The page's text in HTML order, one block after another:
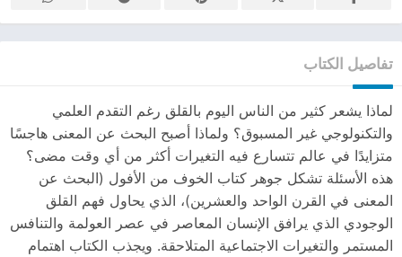
تفاصيل الكتاب
لماذا يشعر كثير من الناس اليوم بالقلق رغم التقدم العلمي
والتكنولوجي غير المسبوق؟ ولماذا أصبح البحث عن المعنى هاجسًا
متزايدًا في عالم تتسارع فيه التغيرات أكثر من أي وقت مضى؟
هذه الأسئلة تشكل جوهر كتاب الخوف من الأفول (البحث عن
المعنى في القرن الواحد والعشرين)، الذي يحاول فهم القلق
الوجودي الذي يرافق الإنسان المعاصر في عصر العولمة والتنافس
المستمر والتغيرات الاجتماعية المتلاحقة. ويجذب الكتاب اهتمام